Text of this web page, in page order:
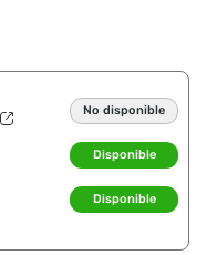
No disponible
Disponible
Disponible